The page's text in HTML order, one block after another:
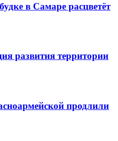
в Самаре расцветёт
развития территории
продлили